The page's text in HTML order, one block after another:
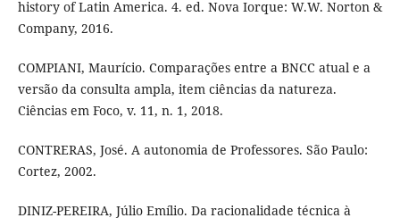
history of Latin America. 4. ed. Nova Iorque: W.W. Norton &
Company, 2016.
COMPIANI, Maurício. Comparações entre a BNCC atual e a
versão da consulta ampla, item ciências da natureza.
Ciências em Foco, v. 11, n. 1, 2018.
CONTRERAS, José. A autonomia de Professores. São Paulo:
Cortez, 2002.
DINIZ-PEREIRA, Júlio Emílio. Da racionalidade técnica à